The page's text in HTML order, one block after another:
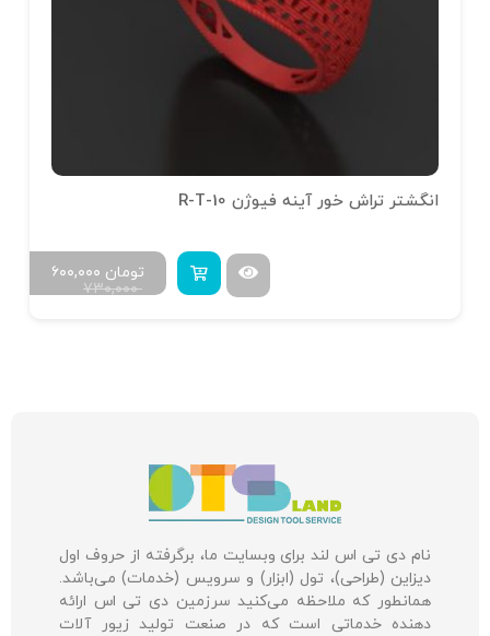
انگشتر تراش خور آینه فیوژن R-T-10
۷۳۰,۰۰۰
۶۰۰,۰۰۰ تومان
نام دی تی اس لند برای وبسایت ما، برگرفته از حروف اول
دیزاین (طراحی)، تول (ابزار) و سرویس (خدمات) می‌باشد.
همانطور که ملاحظه می‌کنید سرزمین دی تی اس ارائه
دهنده خدماتی است که در صنعت تولید زیور آلات